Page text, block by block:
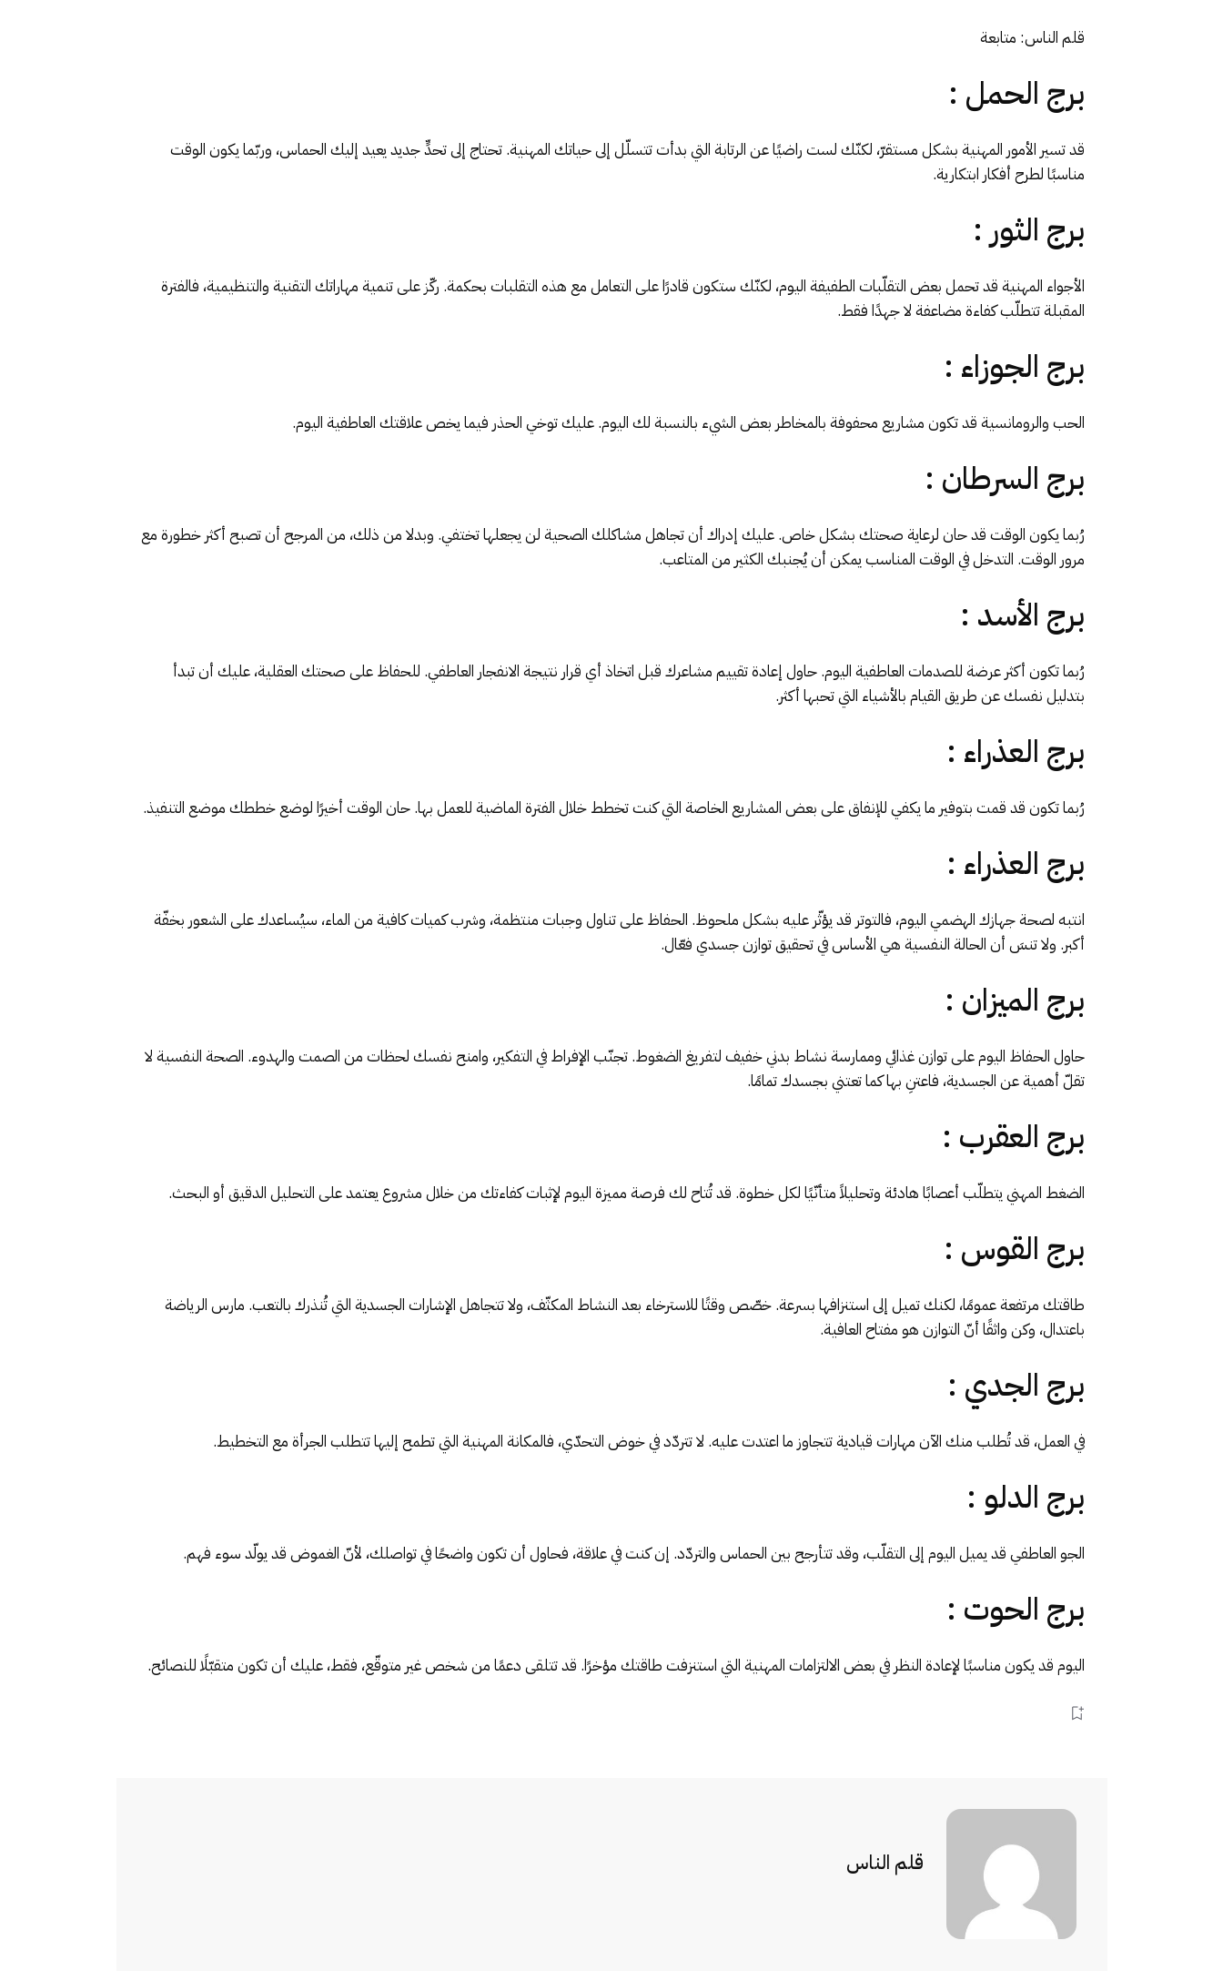
قلم الناس: متابعة
برج الحمل :
قد تسير الأمور المهنية بشكل مستقرّ، لكنّك لست راضيًا عن الرتابة التي بدأت تتسلّل إلى حياتك المهنية. تحتاج إلى تحدٍّ جديد يعيد إليك الحماس، وربّما يكون الوقت
مناسبًا لطرح أفكار ابتكارية.
برج الثور :
الأجواء المهنية قد تحمل بعض التقلّبات الطفيفة اليوم، لكنّك ستكون قادرًا على التعامل مع هذه التقلبات بحكمة. ركّز على تنمية مهاراتك التقنية والتنظيمية، فالفترة
المقبلة تتطلّب كفاءة مضاعفة لا جهدًا فقط.
برج الجوزاء :
الحب والرومانسية قد تكون مشاريع محفوفة بالمخاطر بعض الشيء بالنسبة لك اليوم. عليك توخي الحذر فيما يخص علاقتك العاطفية اليوم.
برج السرطان :
رُبما يكون الوقت قد حان لرعاية صحتك بشكل خاص. عليك إدراك أن تجاهل مشاكلك الصحية لن يجعلها تختفي. وبدلا من ذلك، من المرجح أن تصبح أكثر خطورة مع
مرور الوقت. التدخل في الوقت المناسب يمكن أن يُجنبك الكثير من المتاعب.
برج الأسد :
رُبما تكون أكثر عرضة للصدمات العاطفية اليوم. حاول إعادة تقييم مشاعرك قبل اتخاذ أي قرار نتيجة الانفجار العاطفي. للحفاظ على صحتك العقلية، عليك أن تبدأ
بتدليل نفسك عن طريق القيام بالأشياء التي تحبها أكثر.
برج العذراء :
رُبما تكون قد قمت بتوفير ما يكفي للإنفاق على بعض المشاريع الخاصة التي كنت تخطط خلال الفترة الماضية للعمل بها. حان الوقت أخيرًا لوضع خططك موضع التنفيذ.
برج العذراء :
انتبه لصحة جهازك الهضمي اليوم، فالتوتر قد يؤثّر عليه بشكل ملحوظ. الحفاظ على تناول وجبات منتظمة، وشرب كميات كافية من الماء، سيُساعدك على الشعور بخفّة
أكبر. ولا تنسَ أن الحالة النفسية هي الأساس في تحقيق توازن جسدي فعّال.
برج الميزان :
حاول الحفاظ اليوم على توازن غذائي وممارسة نشاط بدني خفيف لتفريغ الضغوط. تجنّب الإفراط في التفكير، وامنح نفسك لحظات من الصمت والهدوء. الصحة النفسية لا
تقلّ أهمية عن الجسدية، فاعتنِ بها كما تعتني بجسدك تمامًا.
برج العقرب :
الضغط المهني يتطلّب أعصابًا هادئة وتحليلاً متأنّيًا لكل خطوة. قد تُتاح لك فرصة مميزة اليوم لإثبات كفاءتك من خلال مشروع يعتمد على التحليل الدقيق أو البحث.
برج القوس :
طاقتك مرتفعة عمومًا، لكنك تميل إلى استنزافها بسرعة. خصّص وقتًا للاسترخاء بعد النشاط المكثّف، ولا تتجاهل الإشارات الجسدية التي تُنذرك بالتعب. مارس الرياضة
باعتدال، وكن واثقًا أنّ التوازن هو مفتاح العافية.
برج الجدي :
في العمل، قد تُطلب منك الآن مهارات قيادية تتجاوز ما اعتدت عليه. لا تتردّد في خوض التحدّي، فالمكانة المهنية التي تطمح إليها تتطلب الجرأة مع التخطيط.
برج الدلو :
الجو العاطفي قد يميل اليوم إلى التقلّب، وقد تتأرجح بين الحماس والتردّد. إن كنت في علاقة، فحاول أن تكون واضحًا في تواصلك، لأنّ الغموض قد يولّد سوء فهم.
برج الحوت :
اليوم قد يكون مناسبًا لإعادة النظر في بعض الالتزامات المهنية التي استنزفت طاقتك مؤخرًا. قد تتلقى دعمًا من شخص غير متوقّع، فقط، عليك أن تكون متقبّلًا للنصائح.
قلم الناس